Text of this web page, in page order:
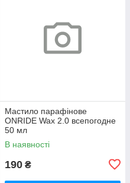
Мастило парафінове
ONRIDE Wax 2.0 всепогодне
50 мл
В наявності
190 ₴